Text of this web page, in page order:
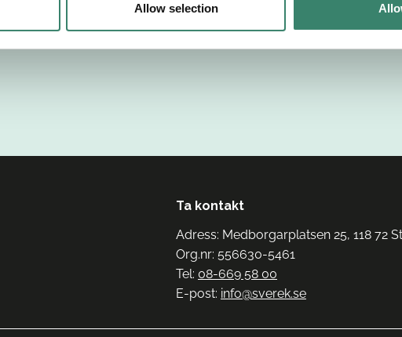
Allow selection
Ta kontakt
Adress: Medborgarplatsen 25, 118 72
Org.nr: 556630-5461
Tel: 08-669 58 00
E-post: info@sverek.se